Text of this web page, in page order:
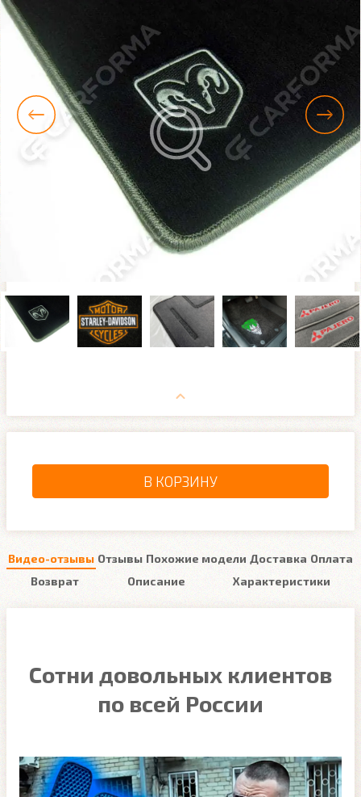
В КОРЗИНУ
Видео-отзывы Отзывы Похожие модели Доставка Оплата
Возврат
Описание Характеристики
Сотни довольных клиентов
по всей России